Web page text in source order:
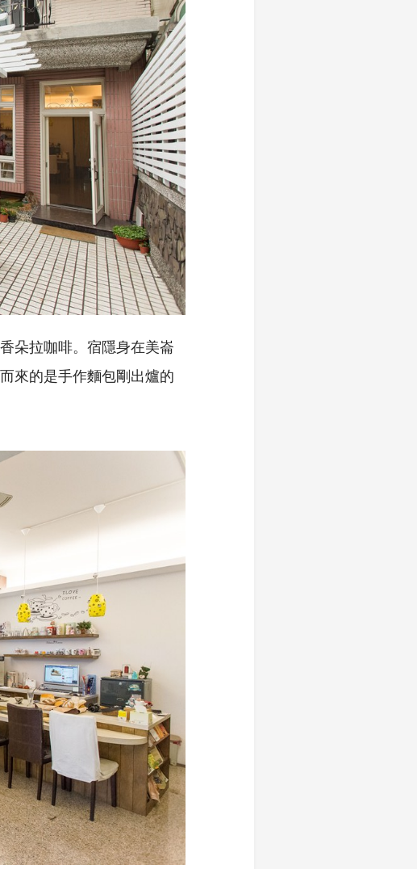
朵拉咖啡。宿隱身在美崙
來的是手作麵包剛出爐的